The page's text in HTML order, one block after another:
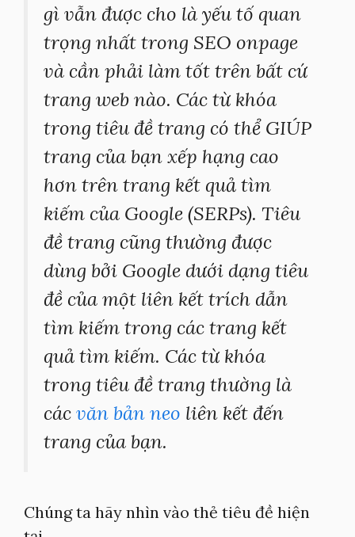
gì vẫn được cho là yếu tố quan
trọng nhất trong SEO onpage
và cần phải làm tốt trên bất cứ
trang web nào. Các từ khóa
trong tiêu đề trang có thể GIÚP
trang của bạn xếp hạng cao
hơn trên trang kết quả tìm
kiếm của Google (SERPs). Tiêu
đề trang cũng thường được
dùng bởi Google dưới dạng tiêu
đề của một liên kết trích dẫn
tìm kiếm trong các trang kết
quả tìm kiếm. Các từ khóa
trong tiêu đề trang thường là
cácvăn bản neo liên kết đến
trang của bạn.
Chúng ta hãy nhìn vào thẻ tiêu đề hiện